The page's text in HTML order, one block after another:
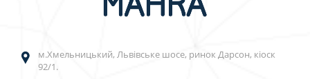
м.Хмельницький, Львівське шосе, ринок Дарсон, кіоск
92/1.